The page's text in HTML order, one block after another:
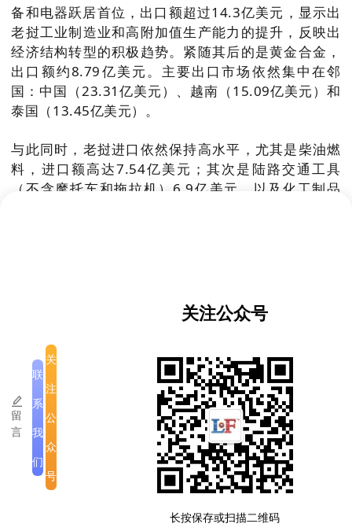
备和电器跃居首位，出口额超过14.3亿美元，显示出
老挝工业制造业和高附加值生产能力的提升，反映出
经济结构转型的积极趋势。紧随其后的是黄金合金，
出口额约8.79亿美元。主要出口市场依然集中在邻
国：中国（23.31亿美元）、越南（15.09亿美元）和
泰国（13.45亿美元）。
与此同时，老挝进口依然保持高水平，尤其是柴油燃
料，进口额高达7.54亿美元；其次是陆路交通工具
（不含摩托车和拖拉机）6.9亿美元，以及化工制品
基普汇率压力具有重要作用。但同时也提醒，若要保
持长期稳定，老挝需进一步优化进出口结构，扩大高
附加值产业出口，并合理控制能源与交通工具等大宗
商品的进口规模。
此次成绩不仅显示出老挝经济韧性，也为未来经济结
构调整和可持续发展奠定了良好基础。
留
言
联
系
我
们
关
注
公
众
号
关注公众号
长按保存或扫描二维码
公司介绍 | 注意事项